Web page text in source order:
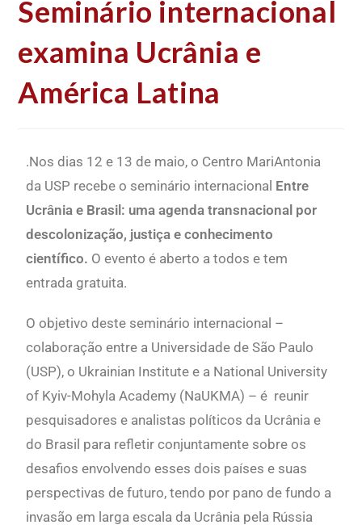
Seminário internacional
examina Ucrânia e
América Latina
.Nos dias 12 e 13 de maio, o Centro MariAntonia
da USP recebe o seminário internacional Entre
Ucrânia e Brasil: uma agenda transnacional por
descolonização, justiçae conhecimento
científico. O evento é aberto a todos e tem
entrada gratuita.
O objetivo deste seminário internacional –
colaboração entre a Universidade de São Paulo
(USP), o Ukrainian Institute e a National University
of Kyiv-Mohyla Academy (NaUKMA) – é reunir
pesquisadores e analistas políticos da Ucrânia e
do Brasil para refletir conjuntamente sobre os
desafios envolvendo esses dois países e suas
perspectivas de futuro, tendo por pano de fundo a
invasão em larga escala da Ucrânia pela Rússia